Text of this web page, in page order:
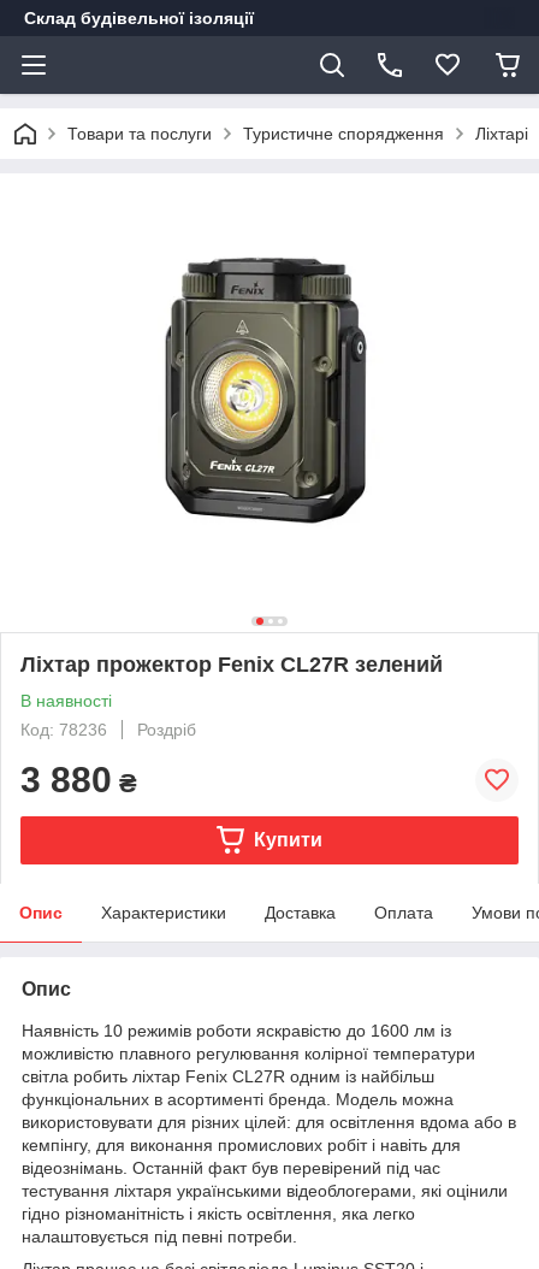
Склад будівельної ізоляції
Товари та послуги Туристичне спорядження Ліхтарі
Ліхтар прожектор Fenix CL27R зелений
В наявності
Код: 78236
Роздріб
3 880 ₴
Купити
Опис Характеристики Доставка Оплата Умови
Опис
Наявність 10 режимів роботи яскравістю до 1600 лм із
можливістю плавного регулювання колірної температури
світла робить ліхтар Fenix CL27R одним із найбільш
функціональних в асортименті бренда. Модель можна
використовувати для різних цілей: для освітлення вдома або в
кемпінгу, для виконання промислових робіт і навіть для
відеознімань. Останній факт був перевірений під час
тестування ліхтаря українськими відеоблогерами, які оцінили
гідно різноманітність і якість освітлення, яка легко
налаштовується під певні потреби.